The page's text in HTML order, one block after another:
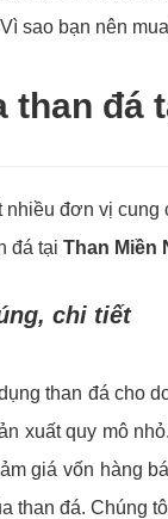
sao bạn nên
than đá
đơn vị
đá tại Than Miền
chi tiết
than đá cho
xuất quy mô
giá vốn hàng
than đá. Chúng